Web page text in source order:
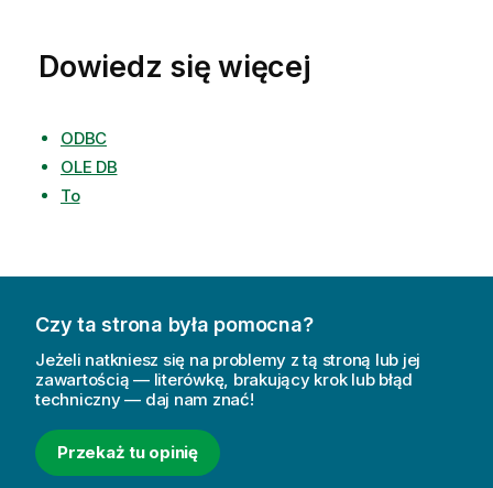
Dowiedz się więcej
ODBC
OLE DB
To
Czy ta strona była pomocna?
Jeżeli natkniesz się na problemy z tą stroną lub jej
zawartością — literówkę, brakujący krok lub błąd
techniczny — daj nam znać!
Przekaż tu opinię